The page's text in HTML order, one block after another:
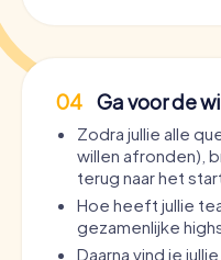
04 Ga voor de
Zodra jullie alle
willen afronden),
terug naar het
Hoe heeft jullie
gezamenlijke
Daarna vind je